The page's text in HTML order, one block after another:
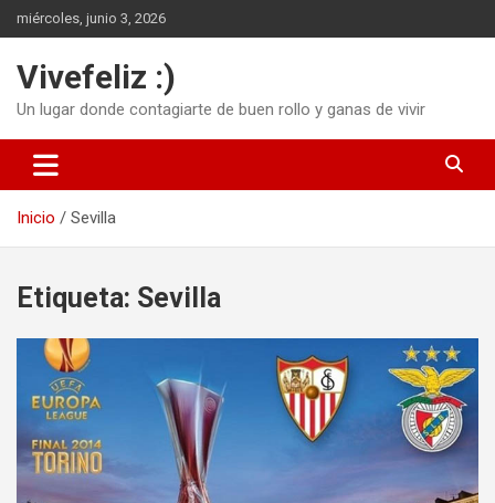
Saltar
al
miércoles, junio 3, 2026
Vivefeliz :)
Un lugar donde contagiarte de buen rollo y ganas de vivir
Inicio Sevilla
Etiqueta: Sevilla